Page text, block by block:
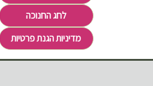
לחג החנוכה
מדיניות הגנת פרטיות